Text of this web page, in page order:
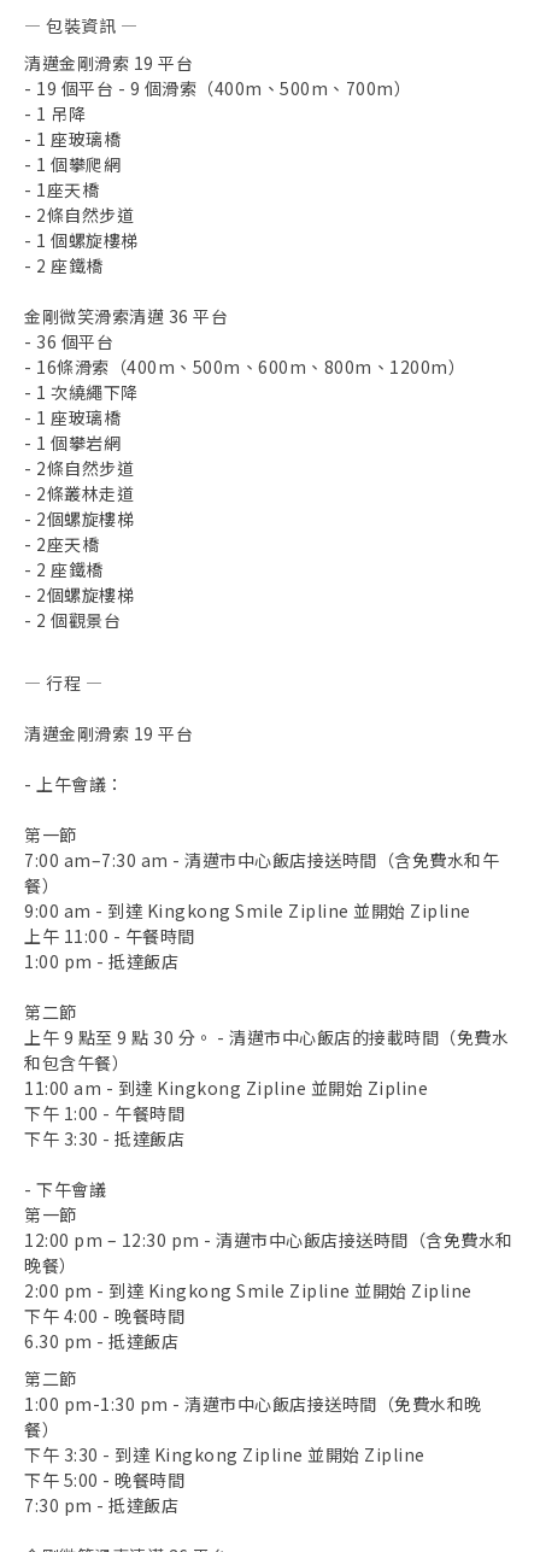
— 包裝資訊 —
清邁金剛滑索 19 平台
- 19 個平台 - 9 個滑索（400m、500m、700m）
- 1 吊降
- 1 座玻璃橋
- 1 個攀爬網
- 1座天橋
- 2條自然步道
- 1 個螺旋樓梯
- 2 座鐵橋
金剛微笑滑索清邁 36 平台
- 36 個平台
- 16條滑索（400m、500m、600m、800m、1200m）
- 1 次繞繩下降
- 1 座玻璃橋
- 1 個攀岩網
- 2條自然步道
- 2條叢林走道
- 2個螺旋樓梯
- 2座天橋
- 2 座鐵橋
- 2個螺旋樓梯
- 2 個觀景台
— 行程 —
清邁金剛滑索 19 平台
- 上午會議：
第一節
7:00 am–7:30 am - 清邁市中心飯店接送時間（含免費水和午
餐）
9:00 am - 到達 Kingkong Smile Zipline 並開始 Zipline
上午 11:00 - 午餐時間
1:00 pm - 抵達飯店
第二節
上午 9 點至 9 點 30 分。 - 清邁市中心飯店的接載時間（免費水
和包含午餐）
11:00 am - 到達 Kingkong Zipline 並開始 Zipline
下午 1:00 - 午餐時間
下午 3:30 - 抵達飯店
- 下午會議
第一節
12:00 pm – 12:30 pm - 清邁市中心飯店接送時間（含免費水和
晚餐）
2:00 pm - 到達 Kingkong Smile Zipline 並開始 Zipline
下午 4:00 - 晚餐時間
6.30 pm - 抵達飯店
第二節
1:00 pm-1:30 pm - 清邁市中心飯店接送時間（免費水和晚
餐）
下午 3:30 - 到達 Kingkong Zipline 並開始 Zipline
下午 5:00 - 晚餐時間
7:30 pm - 抵達飯店